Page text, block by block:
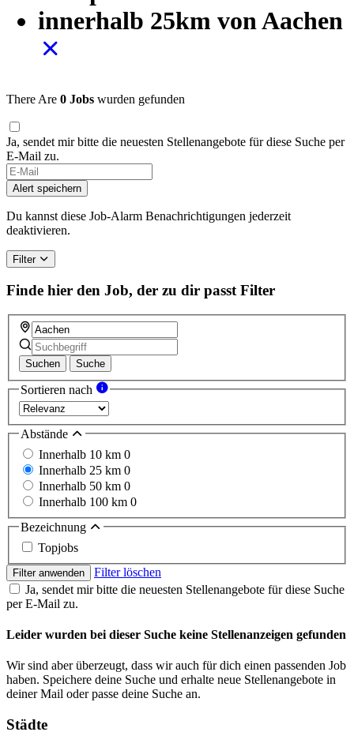
innerhalb 25km von Aachen
There Are 0 Jobs wurden gefunden
Ja, sendet mir bitte die neuesten Stellenangebote für diese Suche per
E-Mail zu.
If
you
are
a
human,
this
field
Alert speichern
Du kannst diese Job-Alarm Benachrichtigungen jederzeit
deaktivieren.
Filter
Finde hier den Job, der zu dir passt Filter
Suchen Suche
Sortieren nach
Abstände
Innerhalb 10 km 0
Innerhalb 25 km 0
Innerhalb 50 km 0
Innerhalb 100 km 0
Bezeichnung
Topjobs
Filter anwenden
Filter löschen
Ja, sendet mir bitte die neuesten Stellenangebote für diese Suche
per E-Mail zu.
Leider wurden bei dieser Suche keine Stellenanzeigen gefunden
Wir sind aber überzeugt, dass wir auch für dich einen passenden Job
haben. Speichere deine Suche und erhalte neue Stellenangebote in
deiner Mail oder passe deine Suche an.
Städte